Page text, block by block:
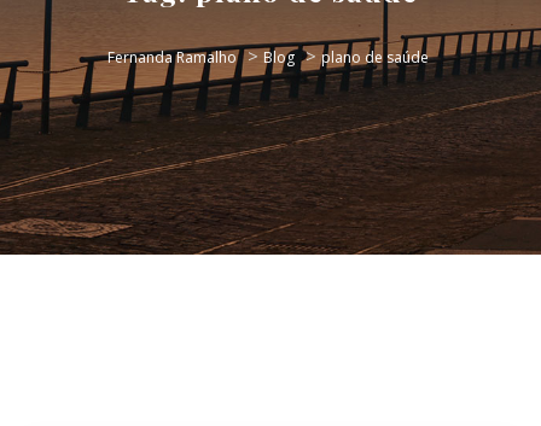
Fernanda Ramalho >Blog > plano de saúde